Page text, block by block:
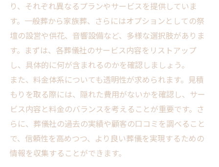
り、それぞれ異なるプランやサービスを提供していま
す。一般葬から家族葬、さらにはオプションとしての祭
壇の設営や供花、音響設備など、多様な選択肢がありま
す。まずは、各葬儀社のサービス内容をリストアップ
し、具体的に何が含まれるのかを確認しましょう。
また、料金体系についても透明性が求められます。見積
もりを取る際には、隠れた費用がないかを確認し、サー
ビス内容と料金のバランスを考えることが重要です。さ
らに、葬儀社の過去の実績や顧客の口コミを調べること
で、信頼性を高めつつ、より良い葬儀を実現するための
情報を収集することができます。